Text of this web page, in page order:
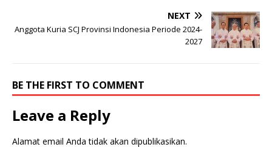
NEXT
Anggota Kuria SCJ Provinsi Indonesia Periode 2024-
2027
BE THE FIRST TO COMMENT
Leave a Reply
Alamat email Anda tidak akan dipublikasikan.